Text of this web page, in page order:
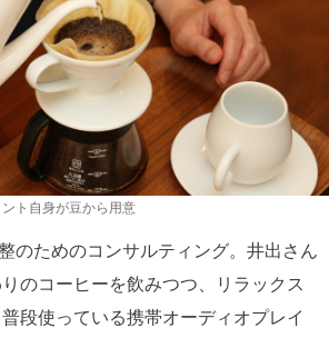
ト自身が豆から用意
のためのコンサルティング。井出さん
のコーヒーを飲みつつ、リラックス
段使っている携帯オーディオプレイ